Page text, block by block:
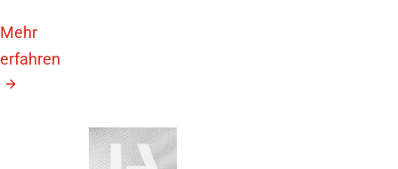
10.
September
Mehr
erfahren